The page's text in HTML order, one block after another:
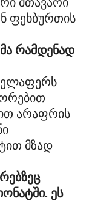
ფეხბურთის
რამდენად
არაფრის
მზად
ეს